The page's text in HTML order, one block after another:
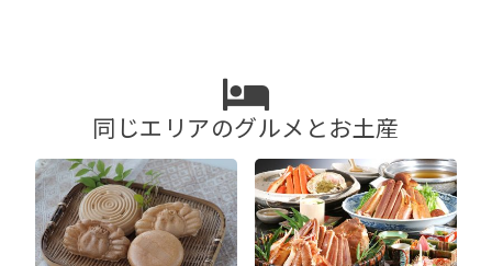
同じエリアのグルメとお土産